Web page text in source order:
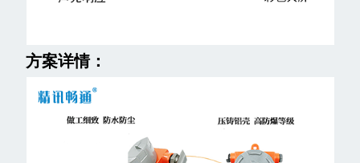
方案详情：